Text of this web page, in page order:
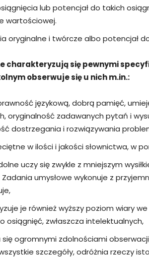
lub potencjał do takich
wartościowej.
oryginalne i twórcze albo potencjał
charakteryzują się pewnymi
obserwuje się u nich m.in.:
językową, dobrą pamięć,
oryginalność zadawanych pytań i
dostrzegania i rozwiązywania
w ilości i jakości słownictwa, w
uczy się zwykle z mniejszym
umysłowe wykonuje z
je również wyższy poziom wiary
osiągnięć, zwłaszcza intelektualnych,
ogromnymi zdolnościami
szczegóły, odróżnia rzeczy